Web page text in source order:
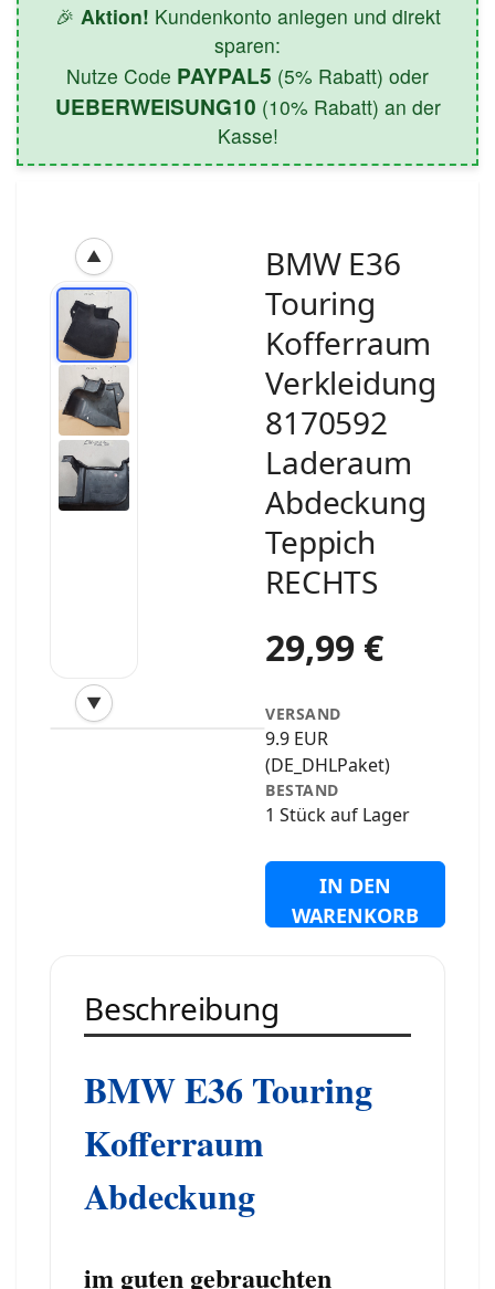
🎉 Aktion! Kundenkonto anlegen und direkt
sparen:
Nutze Code PAYPAL5 (5% Rabatt) oder
UEBERWEISUNG10 (10% Rabatt) an der
Kasse!
▲
▼
‹
BMW E36
Touring
Kofferraum
Verkleidung
8170592
Laderaum
Abdeckung
Teppich
RECHTS
29,99 €
VERSAND
9.9 EUR
(DE_DHLPaket)
BESTAND
1 Stück auf Lager
IN DEN
WARENKORB
Beschreibung
BMW E36 Touring
Kofferraum
Abdeckung
im guten gebrauchten